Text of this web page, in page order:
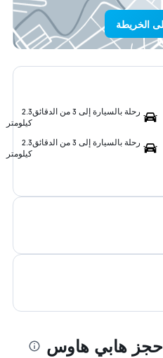
الخريطة
رحلة بالسيارة إلى 3 من الدقائق
2.3
كيلومتر
رحلة بالسيارة إلى 3 من الدقائق
2.3
كيلومتر
حجز هابي هاوس